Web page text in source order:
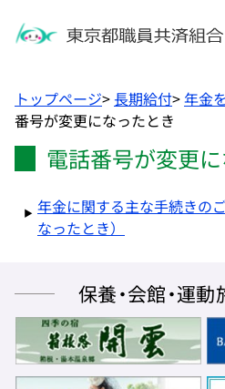
トップページ>長期給付>年金
番号が変更になったとき
電話番号が変更
年金に関する主な手続きの
なったとき）
保養・会館・運